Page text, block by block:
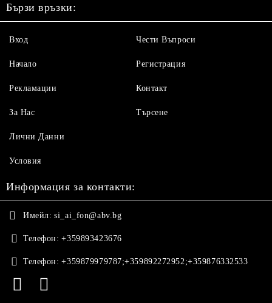
Бързи връзки:
Вход
Начало
Рекламации
За Нас
Чести Въпроси
Регистрация
Контакт
Търсене
Лични Данни
Условия
Информация за контакти:
Имейл: si_ai_fon@abv.bg
Телефон: +359893423676
Телефон: +359879979787;+359892272952;+359876332533